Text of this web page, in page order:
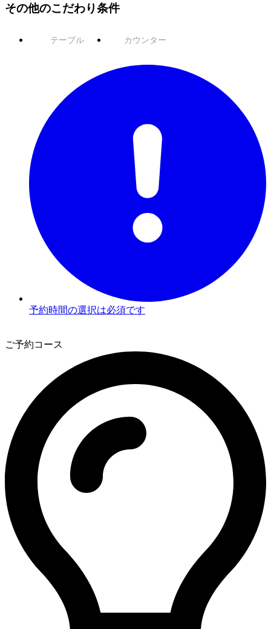
その他のこだわり条件
テーブル カウンター
予約時間の選択は必須です
ご予約コース